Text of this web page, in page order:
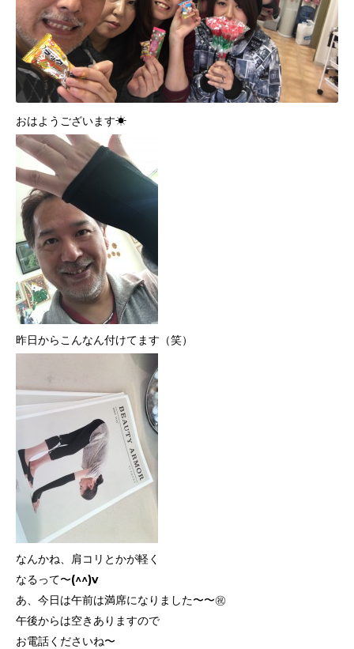
おはようございます☀
昨日からこんなん付けてます（笑）
なんかね、肩コリとかが軽く
なるって〜(^^)v
あ、今日は午前は満席になりました〜〜㊗️
午後からは空きありますので
お電話くださいね〜